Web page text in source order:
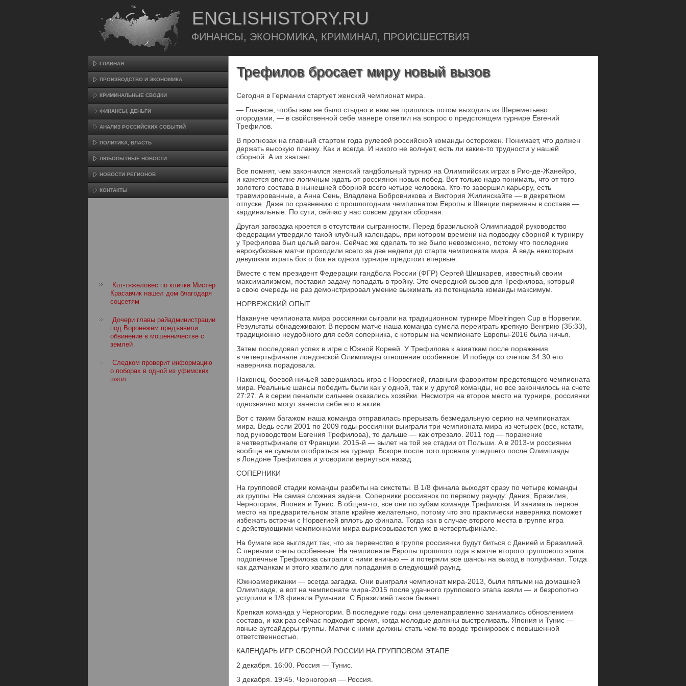
ENGLISHISTORY.RU
ФИНАНСЫ, ЭКОНОМИКА, КРИМИНАЛ, ПРОИСШЕСТВИЯ
ГЛАВНАЯ
ПРОИЗВΟДСТВО И ЭКОНОМИКА
КРИМИНАЛЬНЫЕ СВОДКИ
ФИНАНСЫ, ДЕНЬГИ
АНАЛИЗ РОССИЙСКИХ СОБЫТИЙ
ПОЛИТИКА, ВЛАСТЬ
ЛЮБОПЫТНЫЕ НОВОСТИ
НОВОСТИ РЕГИОНОВ
КОНТАКТЫ
Кот-тяжеловес по кличке Мистер
Красавчик нашел дом благодаря
соцсетям
Дочери главы райадминистрации
под Воронежем предъявили
обвинение в мошенничестве с
землей
Следком проверит информацию
о поборах в одной из уфимских
школ
Трефилов бросает миру новый вызов
Сегодня в Германии стартует женский чемпионат мира.
— Главное, чтобы вам не было стыдно и нам не пришлось потом выходить из Шереметьево
огородами, — в свойственной себе манере ответил на вопрос о предстоящем турнире Евгений
Трефилов.
В прогнозах на главный стартом года рулевой российской команды осторожен. Понимает, что должен
держать высокую планку. Как и всегда. И никого не волнует, есть ли какие-то трудности у нашей
сборной. А их хватает.
Все помнят, чем закончился женский гандбольный турнир на Олимпийских играх в Рио-де-Жанейро,
и кажется вполне логичным ждать от россиянок новых побед. Вот только надо понимать, что от того
золотого состава в нынешней сборной всего четыре человека. Кто-то завершил карьеру, есть
травмированные, а Анна Сень, Владлена Бобровникова и Виктория Жилинскайте — в декретном
отпуске. Даже по сравнению с прошлогодним чемпионатом Европы в Швеции перемены в составе —
кардинальные. По сути, сейчас у нас совсем другая сборная.
Другая загвоздка кроется в отсутствии сыгранности. Перед бразильской Олимпиадой руководство
федерации утвердило такой клубный календарь, при котором времени на подводку сборной к турниру
у Трефилова был целый вагон. Сейчас же сделать то же было невозможно, потому что последние
еврокубковые матчи проходили всего за две недели до старта чемпионата мира. А ведь некоторым
девушкам играть бок о бок на одном турнире предстоит впервые.
Вместе с тем президент Федерации гандбола России (ФГР) Сергей Шишкарев, известный своим
максимализмом, поставил задачу попадать в тройку. Это очередной вызов для Трефилова, который
в свою очередь не раз демонстрировал умение выжимать из потенциала команды максимум.
НОРВЕЖСКИЙ ОПЫТ
Накануне чемпионата мира россиянки сыграли на традиционном турнире Mbelringen Cup в Норвегии.
Результаты обнадеживают. В первом матче наша команда сумела переиграть крепкую Венгрию (35:33),
традиционно неудобного для себя соперника, с которым на чемпионате Европы-2016 была ничья.
Затем последовал успех в игре с Южной Кореей. У Трефилова к азиаткам после поражения
в четвертьфинале лондонской Олимпиады отношение особенное. И победа со счетом 34:30 его
наверняка порадовала.
Наконец, боевой ничьей завершилась игра с Норвегией, главным фаворитом предстоящего чемпионата
мира. Реальные шансы победить были как у одной, так и у другой команды, но все закончилось на счете
27:27. А в серии пенальти сильнее оказались хозяйки. Несмотря на второе место на турнире, россиянки
однозначно могут занести себе его в актив.
Вот с таким багажом наша команда отправилась прерывать безмедальную серию на чемпионатах
мира. Ведь если 2001 по 2009 годы россиянки выиграли три чемпионата мира из четырех (все, кстати,
под руководством Евгения Трефилова), то дальше — как отрезало. 2011 год — поражение
в четвертьфинале от Франции. 2015-й — вылет на той же стадии от Польши. А в 2013-м россиянки
вообще не сумели отобраться на турнир. Вскоре после того провала ушедшего после Олимпиады
в Лондоне Трефилова и уговорили вернуться назад.
СОПЕРНИКИ
На групповой стадии команды разбиты на сикстеты. В 1/8 финала выходят сразу по четыре команды
из группы. Не самая сложная задача. Соперники россиянок по первому раунду: Дания, Бразилия,
Черногория, Япония и Тунис. В общем-то, все они по зубам команде Трефилова. И занимать первое
место на предварительном этапе крайне желательно, потому что это практически наверняка поможет
избежать встречи с Норвегией вплоть до финала. Тогда как в случае второго места в группе игра
с действующими чемпионками мира вырисовывается уже в четвертьфинале.
На бумаге все выглядит так, что за первенство в группе россиянки будут биться с Данией и Бразилией.
С первыми счеты особенные. На чемпионате Европы прошлого года в матче второго группового этапа
подопечные Трефилова сыграли с ними вничью — и потеряли все шансы на выход в полуфинал. Тогда
как датчанкам и этого хватило для попадания в следующий раунд.
Южноамериканки — всегда загадка. Они выиграли чемпионат мира-2013, были пятыми на домашней
Олимпиаде, а вот на чемпионате мира-2015 после удачного группового этапа взяли — и безропотно
уступили в 1/8 финала Румынии. С Бразилией такое бывает.
Крепкая команда у Черногории. В последние годы они целенаправленно занимались обновлением
состава, и как раз сейчас подходит время, когда молодые должны выстреливать. Япония и Тунис —
явные аутсайдеры группы. Матчи с ними должны стать чем-то вроде тренировок с повышенной
ответственностью.
КАЛЕНДАРЬ ИГР СБОРНОЙ РОССИИ НА ГРУППОВОМ ЭТАПЕ
2 декабря. 16:00. Россия — Тунис.
3 декабря. 19:45. Черногория — Россия.